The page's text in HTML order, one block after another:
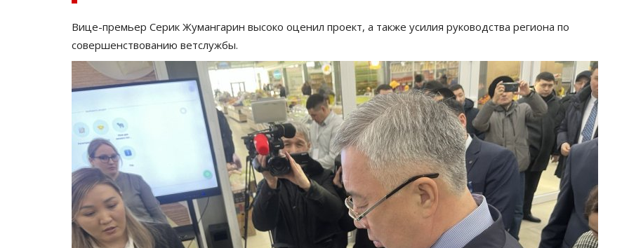
Вице-премьер Серик Жумангарин высоко оценил проект, а также усилия руководства региона по
совершенствованию ветслужбы.